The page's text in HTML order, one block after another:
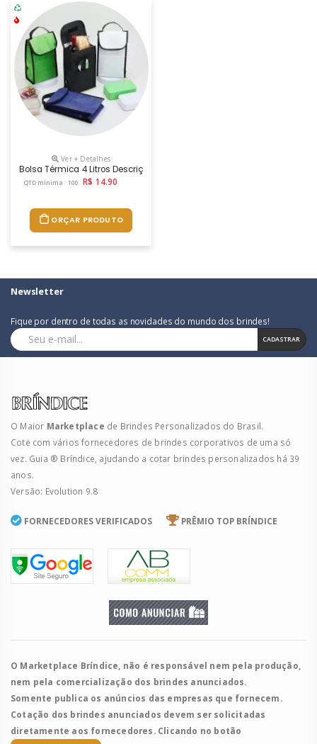
Ver + Detalhes
Bolsa Térmica 4 Litros Descrição: Bolsa Térmica De Rpet Com
QTD mínima: 100 R$ 14.90
ORÇAR PRODUTO
Newsletter
Fique por dentro de todas as novidades do mundo dos brindes!
CADASTRAR
O Maior Marketplace de Brindes Personalizados do Brasil.
Cote com vários fornecedores de brindes corporativos de uma só
vez. Guia ® Bríndice, ajudando a cotar brindes personalizados há 39
anos.
Versão: Evolution 9.8
FORNECEDORES VERIFICADOS PRÊMIO TOP BRÍNDICE
O Marketplace Bríndice, não é responsável nem pela produção,
nem pela comercialização dos brindes anunciados.
Somente publica os anúncios das empresas que fornecem.
Cotação dos brindes anunciados devem ser solicitadas
diretamente aos fornecedores. Clicando no botão